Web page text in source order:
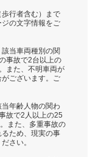
歩行者含む）まで
の文字情報をご
当車両種別の関
事故で2台以上の
また、不明車両が
ございます。ご
当年齢人物の関わ
故で2人以上の25
また、多重事故の
ため、現実の事
さい。